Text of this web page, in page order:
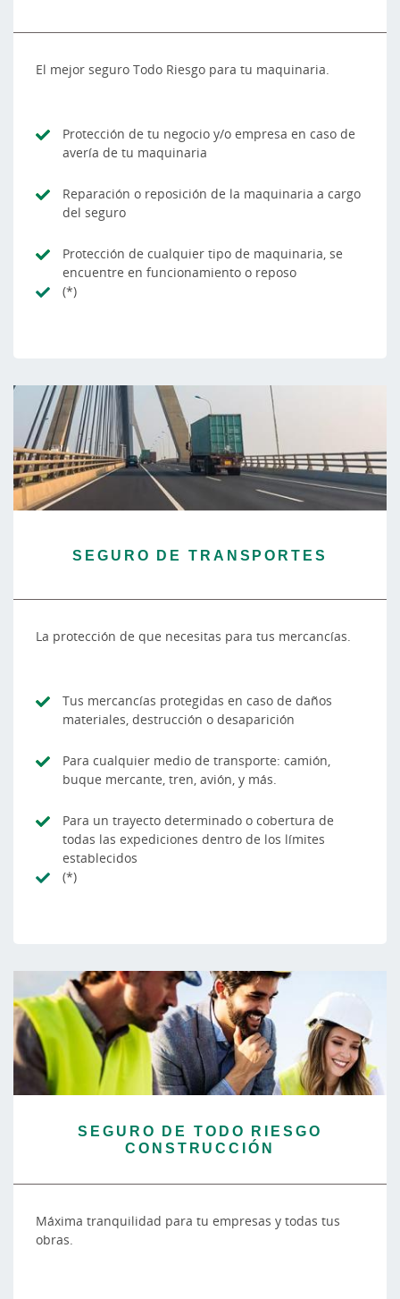
El mejor seguro Todo Riesgo para tu maquinaria.
Protección de tu negocio y/o empresa en caso de
avería de tu maquinaria
Reparación o reposición de la maquinaria a cargo
del seguro
Protección de cualquier tipo de maquinaria, se
encuentre en funcionamiento o reposo
(*)
SEGURO DE TRANSPORTES
La protección de que necesitas para tus mercancías.
Tus mercancías protegidas en caso de daños
materiales, destrucción o desaparición
Para cualquier medio de transporte: camión,
buque mercante, tren, avión, y más.
Para un trayecto determinado o cobertura de
todas las expediciones dentro de los límites
establecidos
(*)
SEGURO DE TODO RIESGO
CONSTRUCCIÓN
Máxima tranquilidad para tu empresas y todas tus
obras.